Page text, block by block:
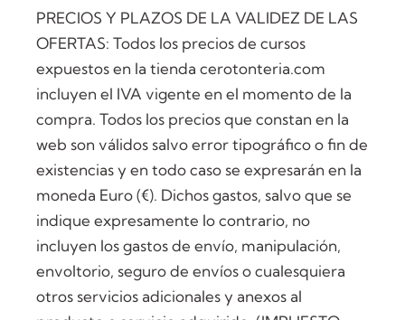
PRECIOS Y PLAZOS DE LA VALIDEZ DE LAS
OFERTAS: Todos los precios de cursos
expuestos en la tienda cerotonteria.com
incluyen el IVA vigente en el momento de la
compra. Todos los precios que constan en la
web son válidos salvo error tipográfico o fin de
existencias y en todo caso se expresarán en la
moneda Euro (€). Dichos gastos, salvo que se
indique expresamente lo contrario, no
incluyen los gastos de envío, manipulación,
envoltorio, seguro de envíos o cualesquiera
otros servicios adicionales y anexos al